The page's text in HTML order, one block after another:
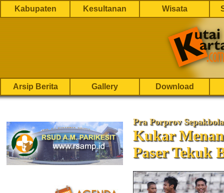
Kabupaten Kesultanan Wisata
Arsip Berita Gallery Download
Pra Porprov Sepakbola
Kukar
Paser Tekuk